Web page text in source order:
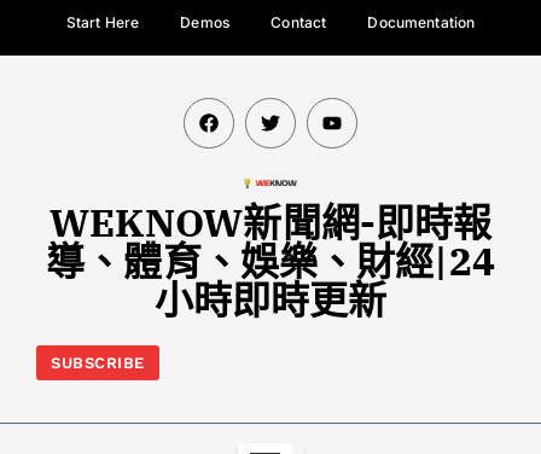
Start Here Demos Contact Documentation
WEKNOW新聞網-即時報
導、體育、娛樂、財經|24
小時即時更新
SUBSCRIBE